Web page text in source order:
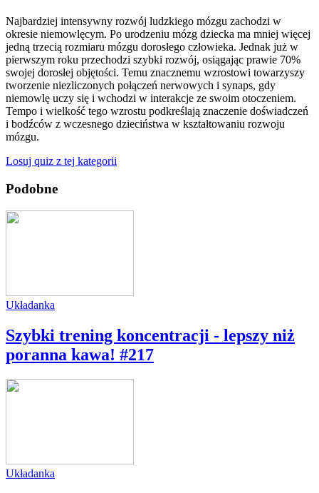
Najbardziej intensywny rozwój ludzkiego mózgu zachodzi w
okresie niemowlęcym. Po urodzeniu mózg dziecka ma mniej więcej
jedną trzecią rozmiaru mózgu dorosłego człowieka. Jednak już w
pierwszym roku przechodzi szybki rozwój, osiągając prawie 70%
swojej dorosłej objętości. Temu znacznemu wzrostowi towarzyszy
tworzenie niezliczonych połączeń nerwowych i synaps, gdy
niemowlę uczy się i wchodzi w interakcje ze swoim otoczeniem.
Tempo i wielkość tego wzrostu podkreślają znaczenie doświadczeń
i bodźców z wczesnego dzieciństwa w kształtowaniu rozwoju
mózgu.
Losuj quiz z tej kategorii
Podobne
Układanka
Szybki trening koncentracji - lepszy niż
poranna kawa! #217
Układanka